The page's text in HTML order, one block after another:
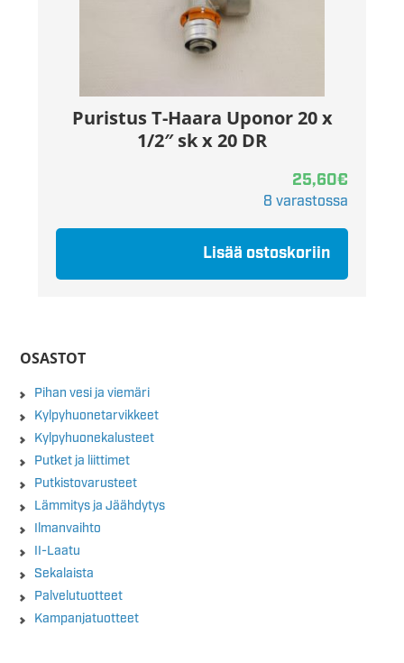
Puristus T-Haara Uponor 20 x
1/2″ sk x 20 DR
25,60€
8 varastossa
Lisää ostoskoriin
OSASTOT
Pihan vesi ja viemäri
Kylpyhuonetarvikkeet
Kylpyhuonekalusteet
Putket ja liittimet
Putkistovarusteet
Lämmitys ja Jäähdytys
Ilmanvaihto
II-Laatu
Sekalaista
Palvelutuotteet
Kampanjatuotteet